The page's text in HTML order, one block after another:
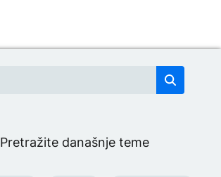
Pretražite današnje teme